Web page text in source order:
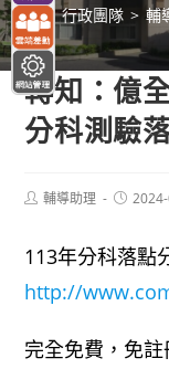
> 行政團隊 > 輔
轉知：億
分科測驗
Post輔導助理
Post
113年分科落點
http://
完全免費，免註